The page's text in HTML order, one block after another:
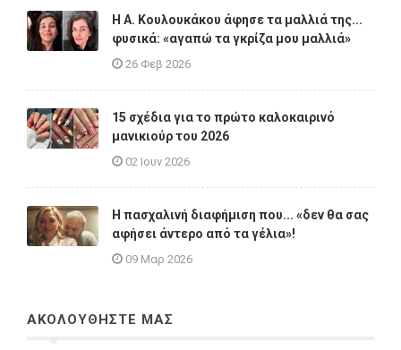
Η A. Κουλουκάκου άφησε τα μαλλιά της...
φυσικά: «αγαπώ τα γκρίζα μου μαλλιά»
26 Φεβ 2026
15 σχέδια για το πρώτο καλοκαιρινό
μανικιούρ του 2026
02 Ιουν 2026
Η πασχαλινή διαφήμιση που... «δεν θα σας
αφήσει άντερο από τα γέλια»!
09 Μαρ 2026
ΑΚΟΛΟΥΘΗΣΤΕ ΜΑΣ